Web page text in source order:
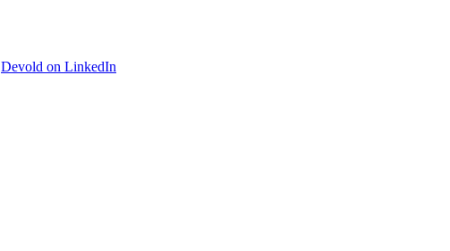
Devold on LinkedIn